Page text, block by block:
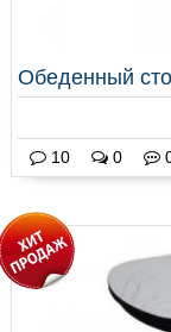
Обеденный
10 0